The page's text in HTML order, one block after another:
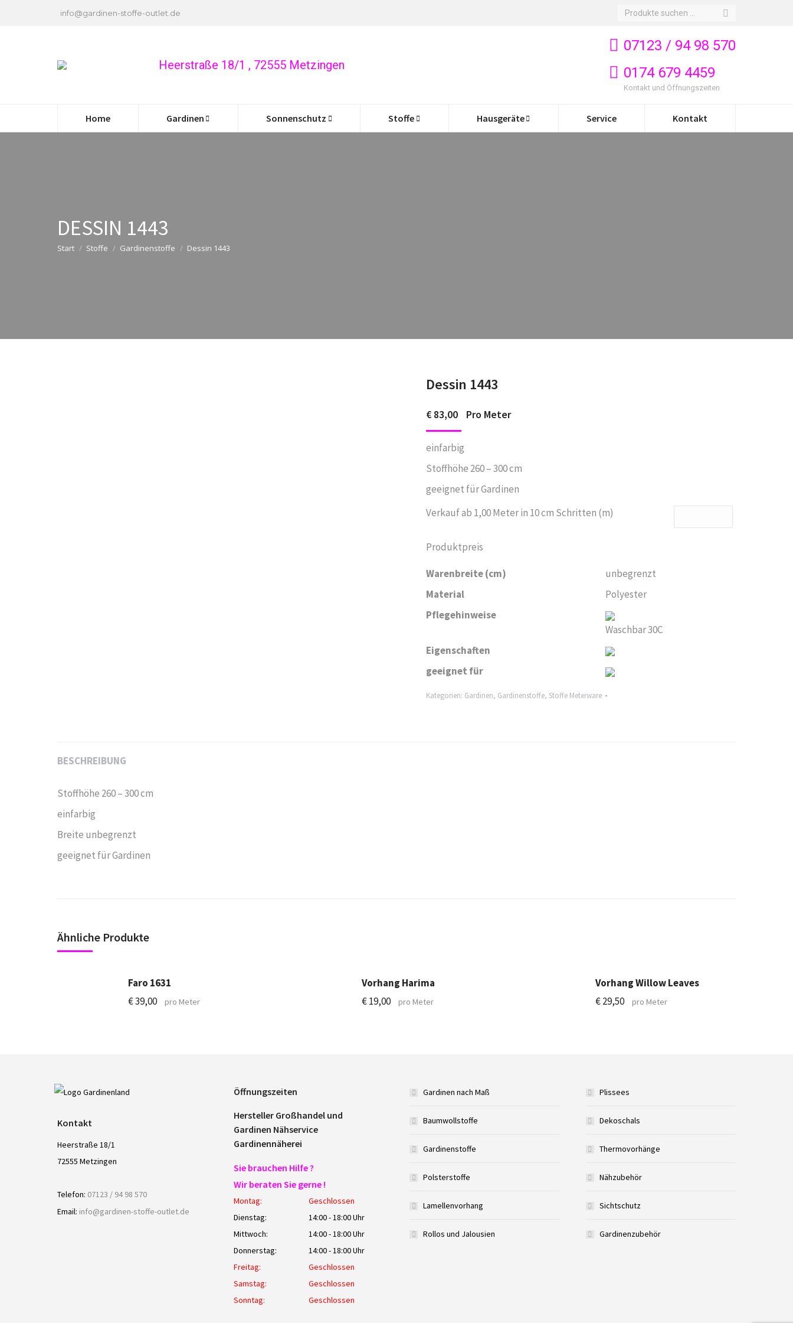
info@gardinen-stoffe-outlet.de Search:
Heerstraße 18/1 , 72555 Metzingen
07123 / 94 98 570
0174 679 4459
Kontakt und Öffnungszeiten
Home Gardinen Sonnenschutz Stoffe Hausgeräte Service Kontakt
DESSIN 1443
Start Stoffe Gardinenstoffe Dessin 1443
Dessin 1443
€ 83,00 Pro Meter
einfarbig
Stoffhöhe 260 – 300 cm
geeignet für Gardinen
Verkauf ab 1,00 Meter in 10 cm Schritten (m)
Produktpreis
Warenbreite (cm)
unbegrenzt
Material
Polyester
Pflegehinweise
Waschbar 30C
Eigenschaften
geeignet für
Kategorien: Gardinen, Gardinenstoffe, Stoffe Meterware
BESCHREIBUNG
Stoffhöhe 260 – 300 cm
einfarbig
Breite unbegrenzt
geeignet für Gardinen
Ähnliche Produkte
Faro 1631
€39,00 pro Meter
Vorhang Harima
€19,00 pro Meter
Vorhang Willow Leaves
€29,50 pro Meter
Kontakt
Heerstraße 18/1
72555 Metzingen
Telefon: 07123 / 94 98 570
Email: info@gardinen-stoffe-outlet.de
Öffnungszeiten
Hersteller Großhandel und
Gardinen Nähservice
Gardinennäherei
Sie brauchen Hilfe ?
Wir beraten Sie gerne !
Montag:
Geschlossen
Dienstag:
14:00 - 18:00 Uhr
Mittwoch:
14:00 - 18:00 Uhr
Donnerstag:
14:00 - 18:00 Uhr
Freitag:
Geschlossen
Samstag:
Geschlossen
Sonntag:
Geschlossen
Gardinen nach Maß
Baumwollstoffe
Gardinenstoffe
Polsterstoffe
Lamellenvorhang
Rollos und Jalousien
Plissees
Dekoschals
Thermovorhänge
Nähzubehör
Sichtschutz
Gardinenzubehör